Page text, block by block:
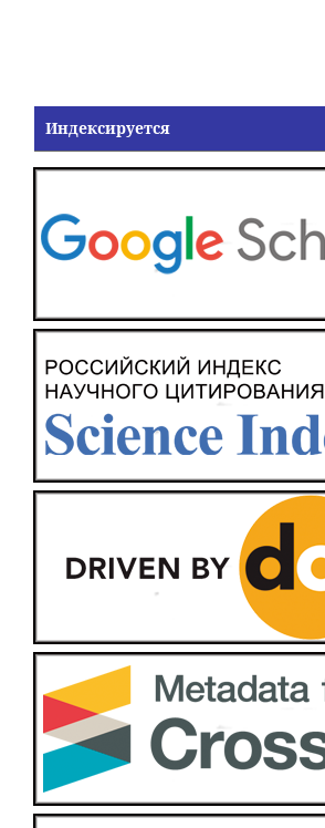
Индексируется